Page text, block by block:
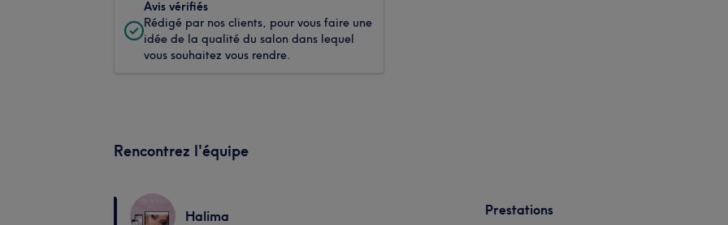
Avis vérifiés
Rédigé par nos clients, pour vous faire une
idée de la qualité du salon dans lequel
vous souhaitez vous rendre.
Rencontrez l'équipe
Halima Prestations